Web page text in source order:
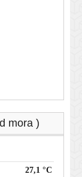
mora )
27,1 °C